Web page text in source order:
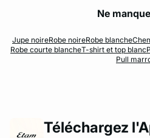
Ne
Jupe noireRobe noireRobe blanche
Robe courte blancheT-shirt et top blanc
Pull
Téléchargez